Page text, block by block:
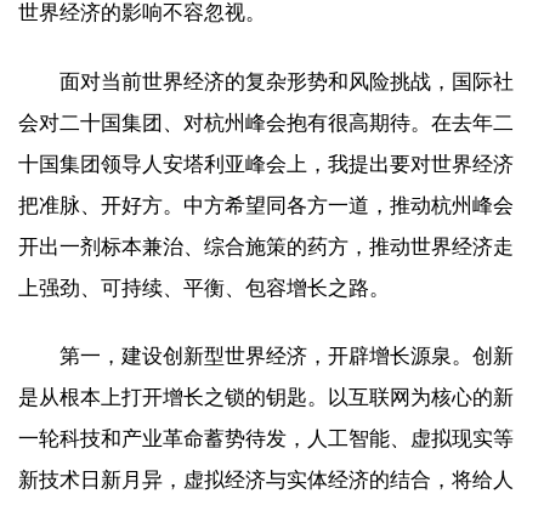
世界经济的影响不容忽视。
面对当前世界经济的复杂形势和风险挑战，国际社
会对二十国集团、对杭州峰会抱有很高期待。在去年二
十国集团领导人安塔利亚峰会上，我提出要对世界经济
把准脉、开好方。中方希望同各方一道，推动杭州峰会
开出一剂标本兼治、综合施策的药方，推动世界经济走
上强劲、可持续、平衡、包容增长之路。
第一，建设创新型世界经济，开辟增长源泉。创新
是从根本上打开增长之锁的钥匙。以互联网为核心的新
一轮科技和产业革命蓄势待发，人工智能、虚拟现实等
新技术日新月异，虚拟经济与实体经济的结合，将给人